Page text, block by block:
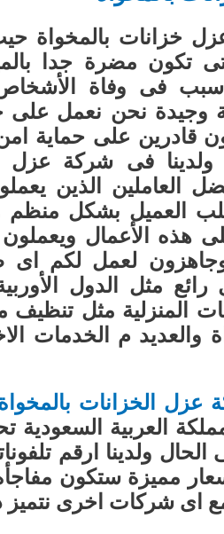
خزانات بالمخواة
تكون مضرة جدا
سبب فى وفاة
وجيدة نحن نعمل
قادرين على حماية
فى شركة عزل
العاملين الذين
العميل بشكل منظم
الأعمال ويعملون
وجاهزون لعمل لكم
مثل الدول
المنزلية مثل تنظيف
والعديد م الخدمات
الخزانات
العربية
ولدينا ارقم
مميزة ستكون
اى شركات اخرى نتميز